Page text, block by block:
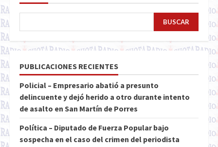
BUSCAR
PUBLICACIONES RECIENTES
Policial – Empresario abatió a presunto
delincuente y dejó herido a otro durante intento
de asalto en San Martín de Porres
Política – Diputado de Fuerza Popular bajo
sospecha en el caso del crimen del periodista